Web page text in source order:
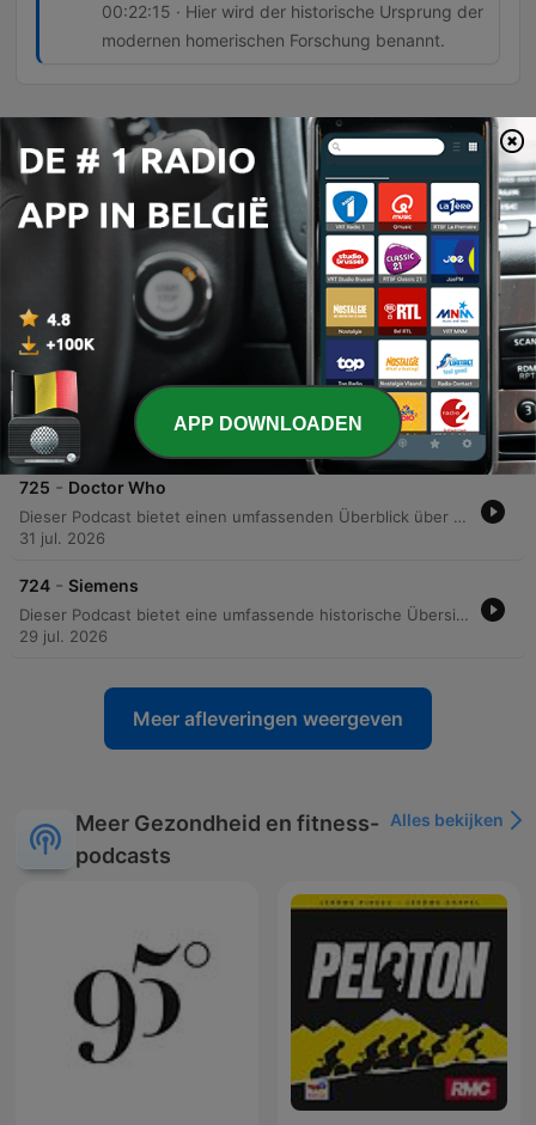
00:22:15 · Hier wird der historische Ursprung der
modernen homerischen Forschung benannt.
Afleveringen
Dieser Podcast beleuchtet die Odyssee von Homer, ihre Struktur in 24 Gesängen sowie die abenteuerlichen Irrfahrten des Odysseus. Er erläutert die komplexen Lügengeschichten des Helden und ordnet das Epos als Teil des griechischen Bildungskanons ein. Zudem werden die Entstehung, Textüberlieferung und wissenschaftliche Debatten zur Odyssee behandelt. Die Episode beleuchtet den Übergang von mündlicher Tradition zur schriftlichen Fixierung, Fragen zur Autorschaft Homers sowie Versuche zur geografischen Lokalisierung der mythischen Reise.
Dieser Podcast bietet einen umfassenden Überblick über die Geschichte, Definition und die vielfältigen Arten von Robotern. Die Reise reicht von antiken Mythen und frühen mechanischen Automaten bis hin zu modernen industriellen, modularen und kollaborativen Systemen. Zudem werden die technologischen Entwicklungen in Bereichen wie Logistik, Medizin und Forschung beleuchtet. Der Podcast thematisiert auch die gesellschaftlichen, ethischen und kulturellen Auswirkungen der Automatisierung sowie die historische Bedeutung der Robotik in der Literatur.
05 aug. 2026
726 - Mercedes-Benz
Dieser Podcast bietet einen umfassenden Überblick über die Geschichte, Produktion und globale Präsenz von Mercedes-Benz. Er beleuchtet die historischen Wurzeln der Marke, die industrielle Entwicklung sowie die strategische Ausrichtung auf Elektromobilität und Motorsport. Zudem werden die Motorsportgeschichte, einschließlich der Erfolge in der Formel 1 und Formel E, die Entwicklung autonomer Fahrzeuge sowie die Rolle der Hochleistungsabteilung AMG und die Sponsoring-Aktivitäten des Unternehmens erläutert.
02 aug. 2026
725 - Doctor Who
Dieser Podcast bietet einen umfassenden Überblick über die britische Science-Fiction-Serie Doctor Who. Er beleuchtet die Geschichte der Serie, zentrale Konzepte wie die TARDIS und die Regeneration sowie die Entwicklung der Charaktere und Begleiter. Zudem werden ikonische Feinde wie die Daleks und Cybermen, die musikalische Gestaltung sowie die globale Verbreitung und die Bedeutung der Serie in verschiedenen Medienformaten und der Popkultur detailliert behandelt.
31 jul. 2026
724 - Siemens
Dieser Podcast bietet eine umfassende historische Übersicht über den deutschen Technologiekonzern Siemens. Die Episode beschreibt die Entwicklung von der Gründung als Telegrafenbauanstalt im Jahr 1847 über die Expansion in die Weltmärkte und die dunklen Kapitel während des Nationalsozialismus bis hin zur modernen Transformation. Zudem werden die strategische Entwicklung, technologische Innovationen in den Bereichen Kommunikation und Energietechnik sowie verschiedene Krisen beleuchtet. Themen wie die Umstrukturierung des Konzerns, Korruptionsskandale und geopolitische Herausforderungen prägen das Bild eines global agierenden Unternehmens im Wandel.
29 jul. 2026
Meer afleveringen weergeven
Meer Gezondheid en fitness-
podcasts
Alles bekijken
APP DOWNLOADEN